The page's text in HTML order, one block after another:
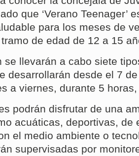
que ‘Verano Teenager’
para los meses de
de edad de 12 a 15
se llevarán a cabo siete
desarrollarán desde el 7
a viernes, durante 5
podrán disfrutar de una
acuáticas, deportivas, de
el medio ambiente o
supervisadas por